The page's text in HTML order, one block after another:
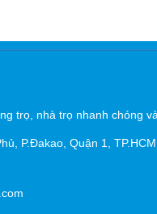
trọ, nhà trọ nhanh chóng
P.Đakao, Quận 1, TP.HCM